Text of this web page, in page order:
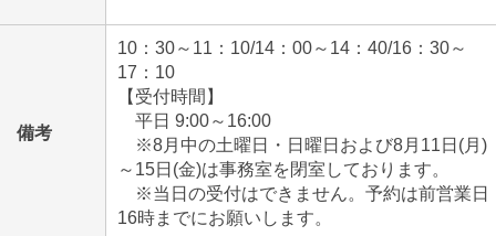
備考
10：30～11：10/14：00～14：40/16：30～
17：10
【受付時間】
平日 9:00～16:00
※8月中の土曜日・日曜日および8月11日(月)
～15日(金)は事務室を閉室しております。
※当日の受付はできません。予約は前営業日
16時までにお願いします。